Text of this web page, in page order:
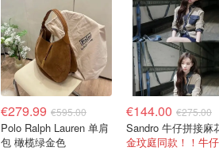
€279.99 €595.00
Polo Ralph Lauren 单肩
包 橄榄绿金色
€144.00 €275.00